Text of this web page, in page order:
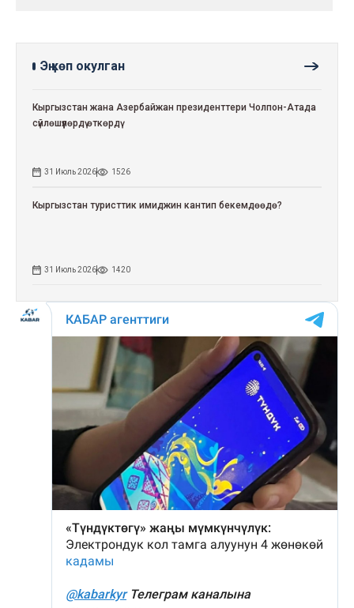
Эң көп окулган
Кыргызстан жана Азербайжан президенттери Чолпон-Атада
сүйлөшүүлөрдү өткөрдү
31 Июль 2026 1526
Кыргызстан туристтик имиджин кантип бекемдөөдө?
31 Июль 2026 1420